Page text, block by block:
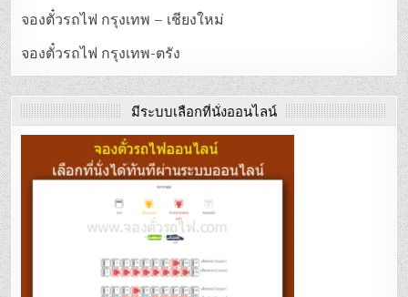
จองตั๋วรถไฟ กรุงเทพ – เชียงใหม่
จองตั๋วรถไฟ กรุงเทพ-ตรัง
มีระบบเลือกที่นั่งออนไลน์